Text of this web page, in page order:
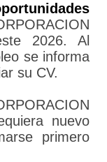
2026. Al
se informa
su CV.
nuevo
primero